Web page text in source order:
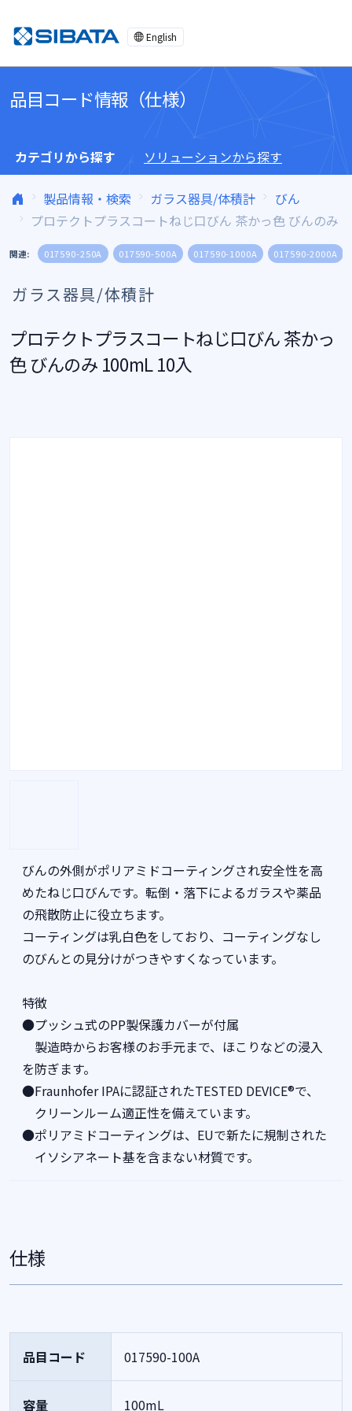
English
品目コード情報（仕様）
カテゴリから探す ソリューションから探す
製品情報・検索 ガラス器具/体積計
びん
プロテクトプラスコートねじ口びん 茶かっ色 びんのみ
関連: 017590-250A 017590-500A 017590-1000A 017590-2000A
ガラス器具/体積計
プロテクトプラスコートねじ口びん 茶かっ
色 びんのみ 100mL 10入
びんの外側がポリアミドコーティングされ安全性を高
めたねじ口びんです。転倒・落下によるガラスや薬品
の飛散防止に役立ちます。
コーティングは乳白色をしており、コーティングなし
のびんとの見分けがつきやすくなっています。
特徴
●プッシュ式のPP製保護カバーが付属
製造時からお客様のお手元まで、ほこりなどの浸入
を防ぎます。
●Fraunhofer IPAに認証されたTESTED DEVICE®で、
クリーンルーム適正性を備えています。
●ポリアミドコーティングは、EUで新たに規制された
イソシアネート基を含まない材質です。
仕様
品目コード 017590-100A
容量 100mL